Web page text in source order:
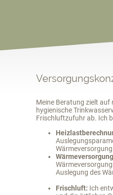
Meine Beratung zielt
hygienische
Frischluftzufuhr ab. Ich
Auslegung
Frischluft: Ich